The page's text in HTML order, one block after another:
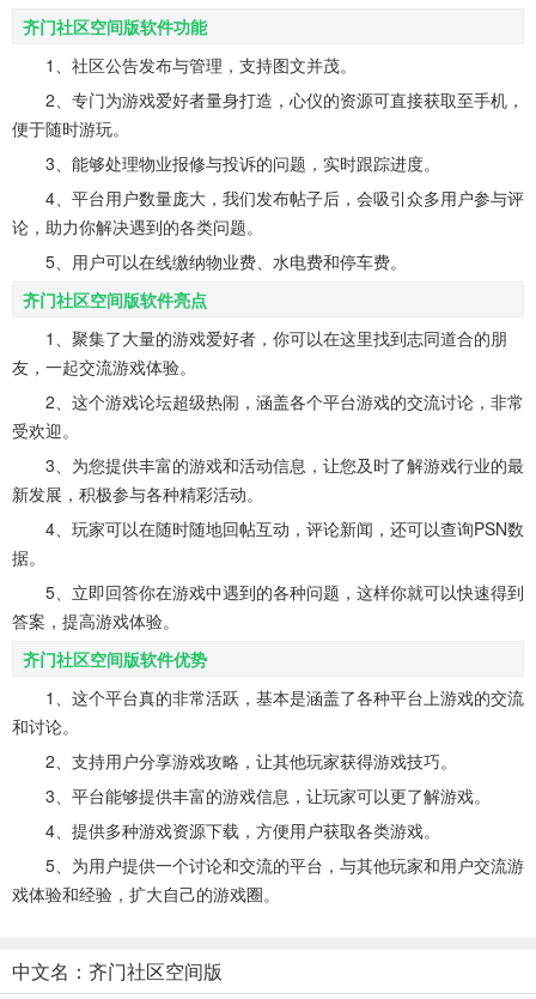
齐门社区空间版软件功能
1、社区公告发布与管理，支持图文并茂。
2、专门为游戏爱好者量身打造，心仪的资源可直接获取至手机，
便于随时游玩。
3、能够处理物业报修与投诉的问题，实时跟踪进度。
4、平台用户数量庞大，我们发布帖子后，会吸引众多用户参与评
论，助力你解决遇到的各类问题。
5、用户可以在线缴纳物业费、水电费和停车费。
齐门社区空间版软件亮点
1、聚集了大量的游戏爱好者，你可以在这里找到志同道合的朋
友，一起交流游戏体验。
2、这个游戏论坛超级热闹，涵盖各个平台游戏的交流讨论，非常
受欢迎。
3、为您提供丰富的游戏和活动信息，让您及时了解游戏行业的最
新发展，积极参与各种精彩活动。
4、玩家可以在随时随地回帖互动，评论新闻，还可以查询PSN数
据。
5、立即回答你在游戏中遇到的各种问题，这样你就可以快速得到
答案，提高游戏体验。
齐门社区空间版软件优势
1、这个平台真的非常活跃，基本是涵盖了各种平台上游戏的交流
和讨论。
2、支持用户分享游戏攻略，让其他玩家获得游戏技巧。
3、平台能够提供丰富的游戏信息，让玩家可以更了解游戏。
4、提供多种游戏资源下载，方便用户获取各类游戏。
5、为用户提供一个讨论和交流的平台，与其他玩家和用户交流游
戏体验和经验，扩大自己的游戏圈。
中文名：齐门社区空间版